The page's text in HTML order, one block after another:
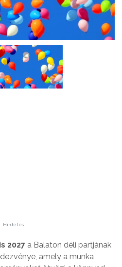
Hirdetés
2027 a Balaton déli partjának
amely a munka